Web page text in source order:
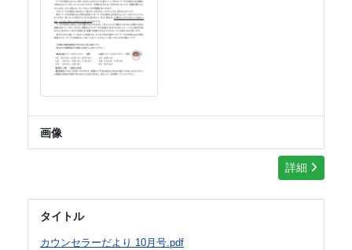
画像
詳細
タイトル
カウンセラーだより 10月号.pdf